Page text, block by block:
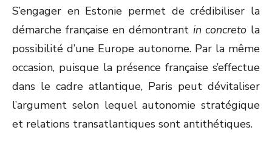
S’engager en Estonie permet de crédibiliser la
démarche française en démontrant in concreto la
possibilité d’une Europe autonome. Par la même
occasion, puisque la présence française s’effectue
dans le cadre atlantique, Paris peut dévitaliser
l’argument selon lequel autonomie stratégique
et relations transatlantiques sont antithétiques.